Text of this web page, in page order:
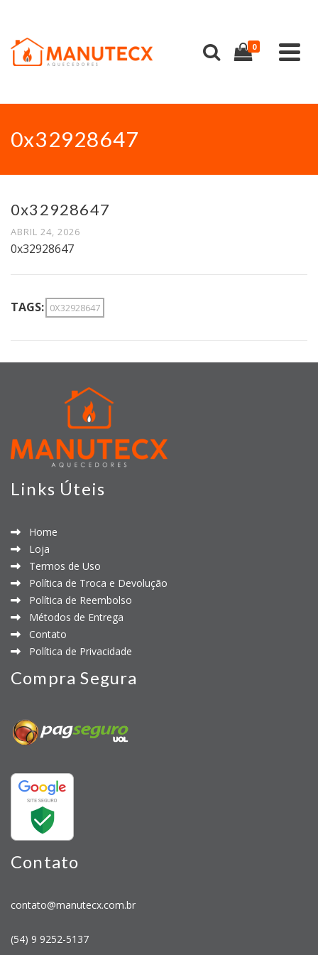
0
0x32928647
0x32928647
ABRIL 24, 2026
0x32928647
TAGS: 0X32928647
Links Úteis
Home
Loja
Termos de Uso
Política de Troca e Devolução
Política de Reembolso
Métodos de Entrega
Contato
Política de Privacidade
Compra Segura
Contato
contato@manutecx.com.br
(54) 9 9252-5137